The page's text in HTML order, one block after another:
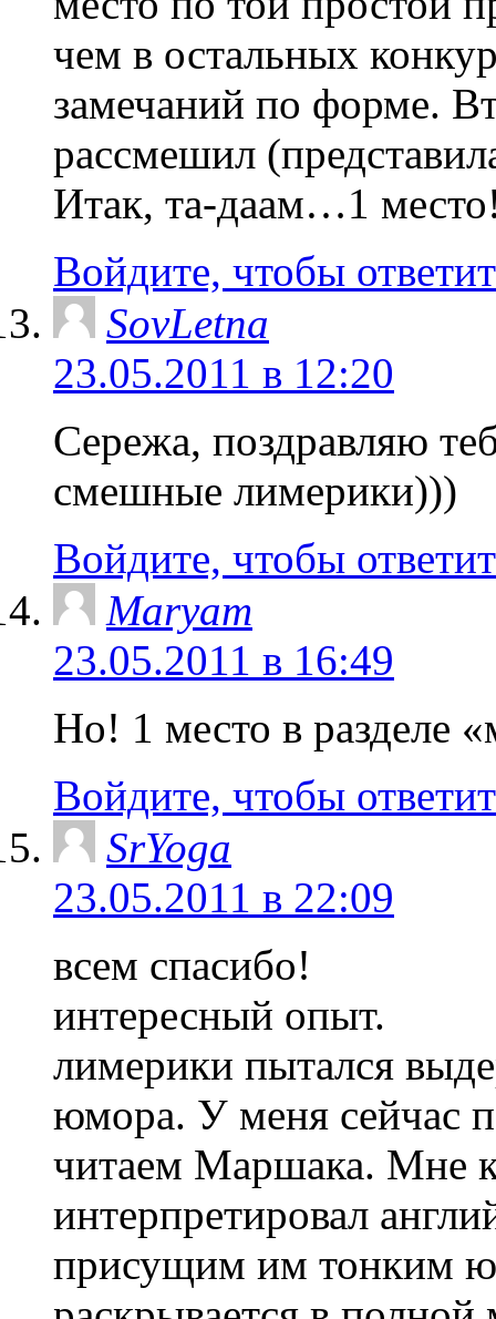
чем в остальных
замечаний по форме.
рассмешил
Итак, та-даам…1
Войдите, чтобы
SovLetna
23.05.2011 в 12:20
Сережа, поздравляю
смешные лимерики)))
Войдите, чтобы
Maryam
23.05.2011 в 16:49
Но! 1 место в разделе
Войдите, чтобы
SrYoga
23.05.2011 в 22:09
всем спасибо!
интересный опыт.
лимерики пытался
юмора. У меня сейчас
читаем Маршака. Мне
интерпретировал
присущим им тонким